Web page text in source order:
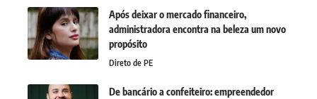
Após deixar o mercado financeiro,
administradora encontra na beleza um novo
propósito
Direto de PE
De bancário a confeiteiro: empreendedor